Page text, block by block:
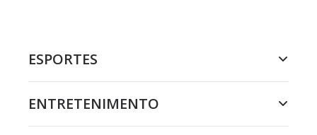
ESPORTES
ENTRETENIMENTO